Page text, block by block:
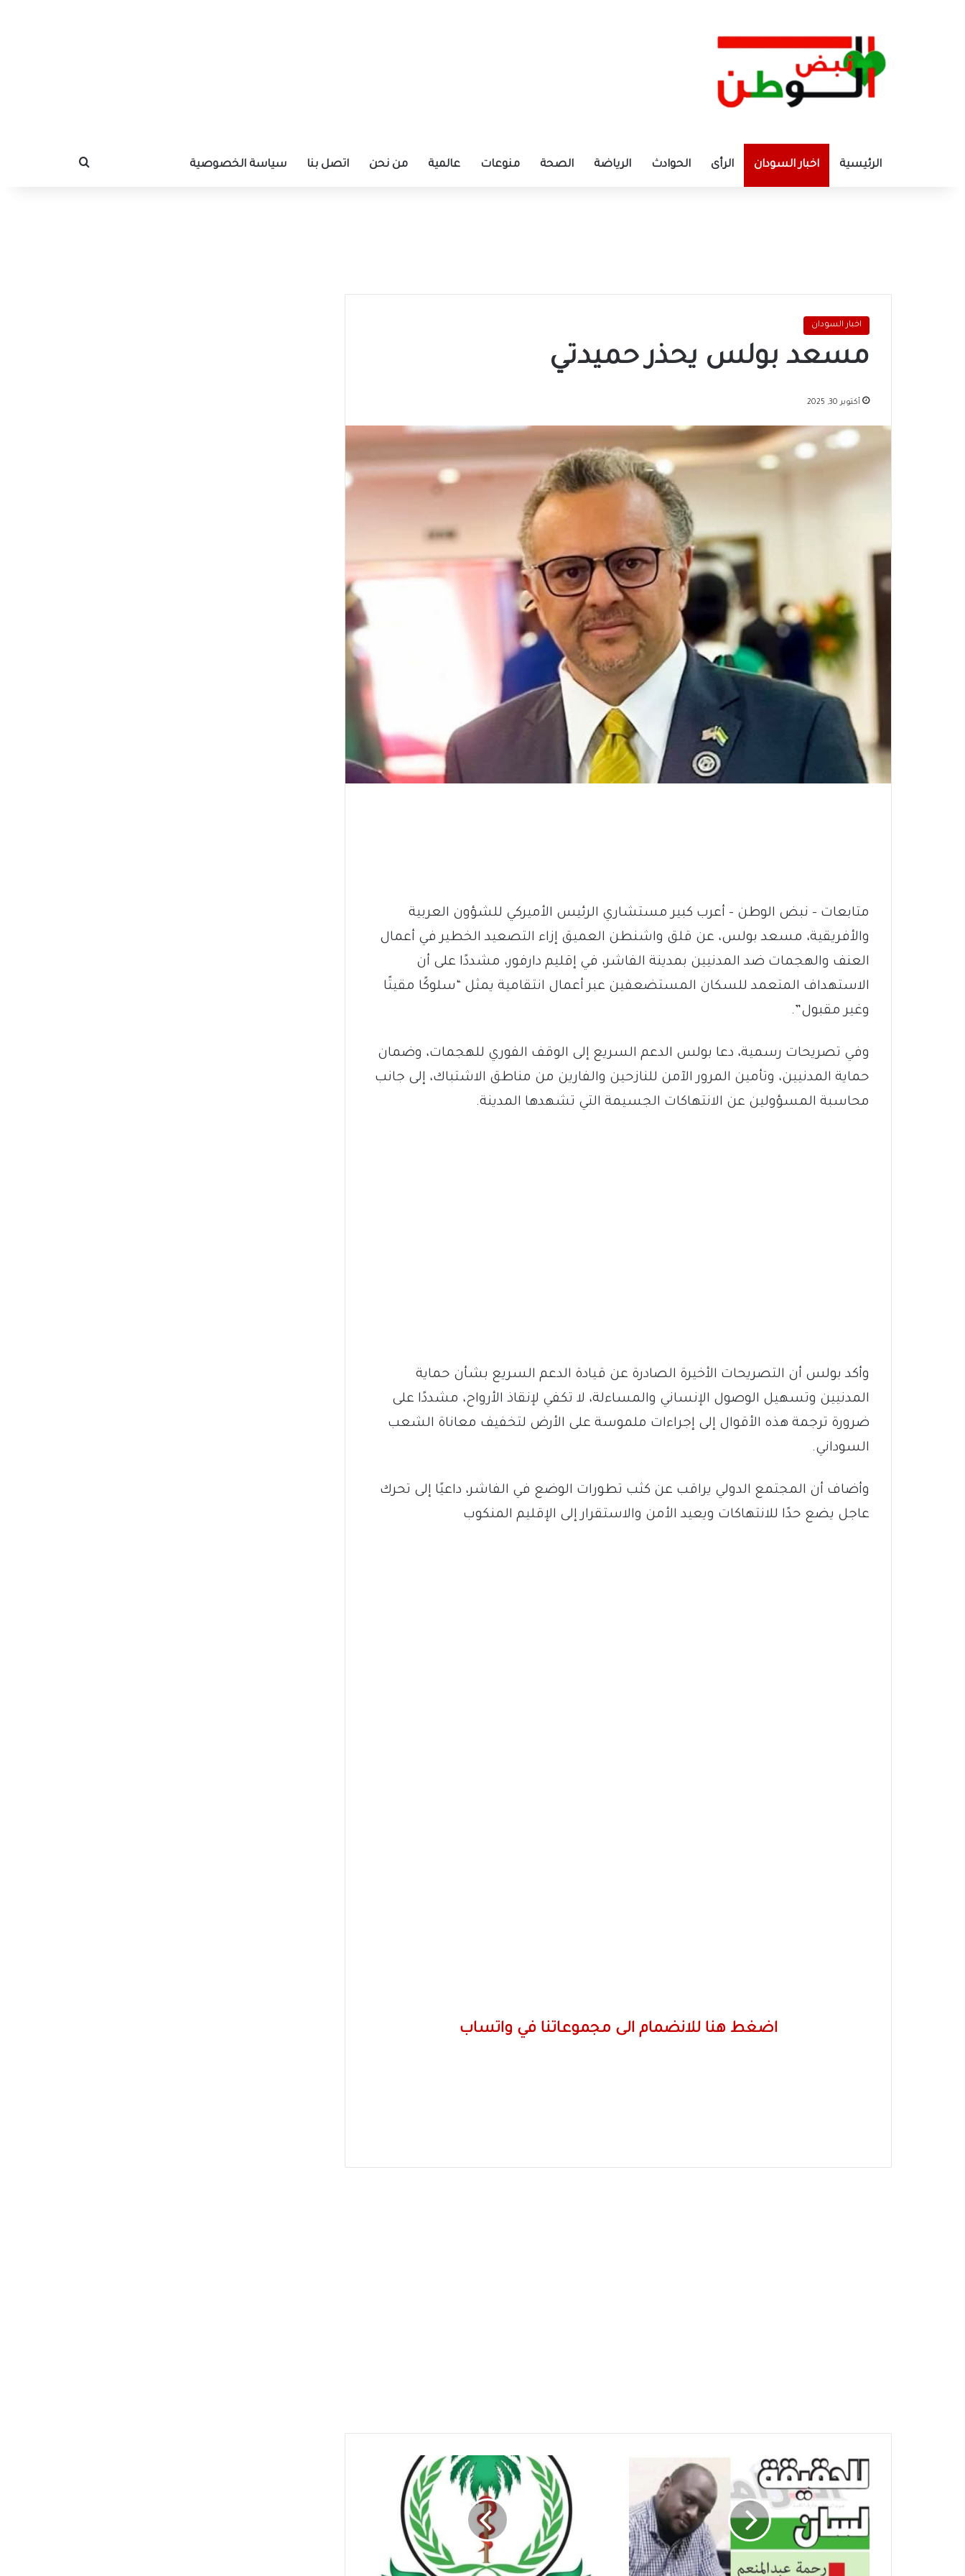
الرئيسية اخبار السودان الرأى الحوادث الرياضة الصحة منوعات عالمية من نحن اتصل بنا سياسة الخصوصية بحث عن
اخبار السودان
مسعد بولس يحذر حميدتي
أكتوبر 30, 2025
متابعات – نبض الوطن – أعرب كبير مستشاري الرئيس الأميركي للشؤون العربية
والأفريقية، مسعد بولس، عن قلق واشنطن العميق إزاء التصعيد الخطير في أعمال
العنف والهجمات ضد المدنيين بمدينة الفاشر، في إقليم دارفور، مشددًا على أن
الاستهداف المتعمد للسكان المستضعفين عبر أعمال انتقامية يمثل “سلوكًا مقيتًا
وغير مقبول”.
وفي تصريحات رسمية، دعا بولس الدعم السريع إلى الوقف الفوري للهجمات، وضمان
حماية المدنيين، وتأمين المرور الآمن للنازحين والفارين من مناطق الاشتباك، إلى جانب
محاسبة المسؤولين عن الانتهاكات الجسيمة التي تشهدها المدينة.
وأكد بولس أن التصريحات الأخيرة الصادرة عن قيادة الدعم السريع بشأن حماية
المدنيين وتسهيل الوصول الإنساني والمساءلة، لا تكفي لإنقاذ الأرواح، مشددًا على
ضرورة ترجمة هذه الأقوال إلى إجراءات ملموسة على الأرض لتخفيف معاناة الشعب
السوداني.
وأضاف أن المجتمع الدولي يراقب عن كثب تطورات الوضع في الفاشر، داعيًا إلى تحرك
عاجل يضع حدًا للانتهاكات ويعيد الأمن والاستقرار إلى الإقليم المنكوب
اضغط هنا للانضمام الى مجموعاتنا في واتساب
للحقيقة
لسان
-
رحمة
عبدالمنعم
-
أهل
السعودي